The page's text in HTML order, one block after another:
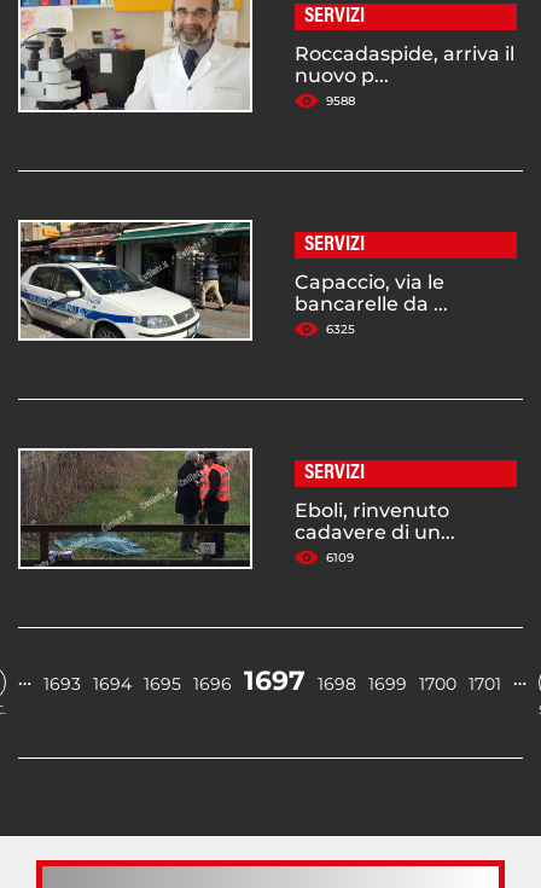
SERVIZI
Roccadaspide, arriva il
nuovo p...
9588
SERVIZI
Capaccio, via le
bancarelle da ...
6325
SERVIZI
Eboli, rinvenuto
cadavere di un...
6109
… 1693 1694 1695 1696 1697 1698 1699 1700 1701 …